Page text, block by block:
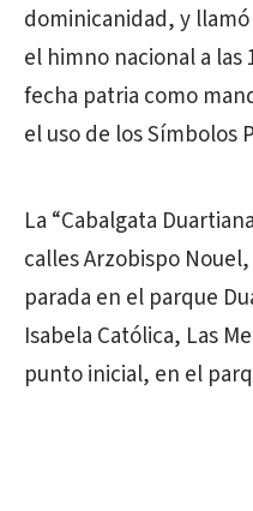
dominicanidad, y
el himno nacional a las
fecha patria como
el uso de los Símbolos
La “Cabalgata
calles Arzobispo
parada en el parque
Isabela Católica, Las
punto inicial, en el